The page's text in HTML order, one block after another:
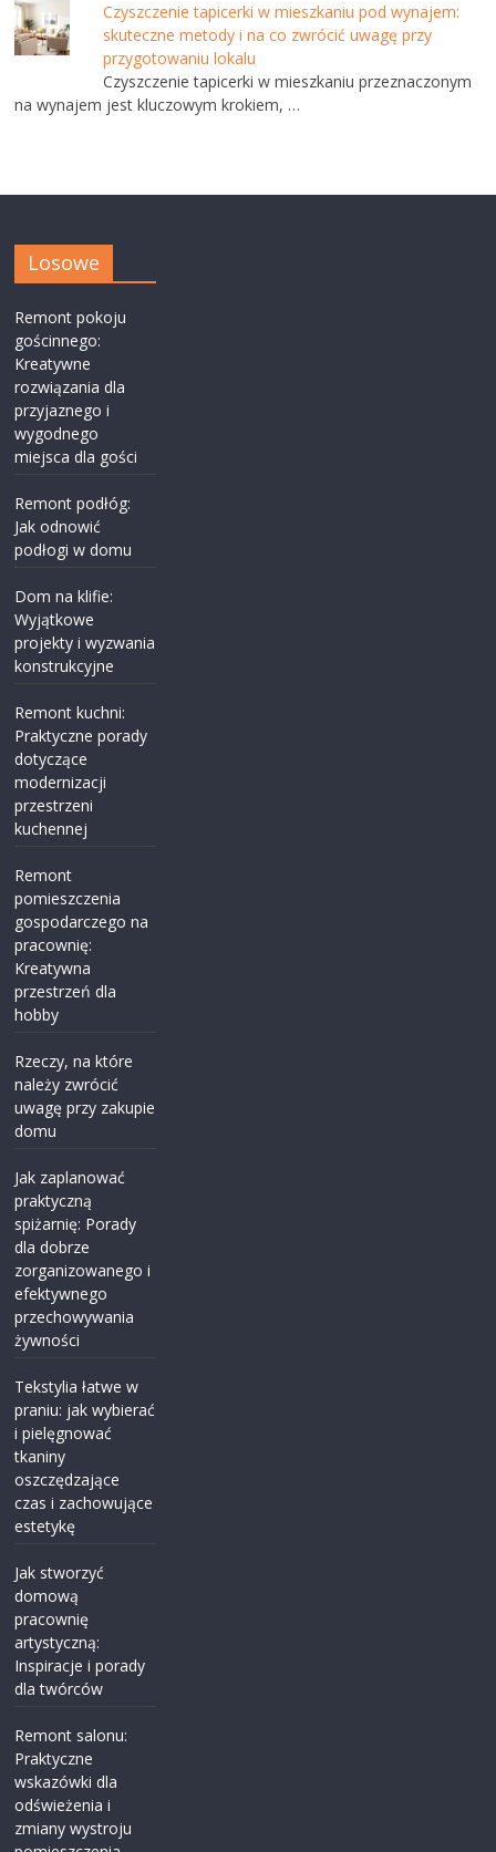
Czyszczenie tapicerki w mieszkaniu pod wynajem:
skuteczne metody i na co zwrócić uwagę przy
przygotowaniu lokalu
Czyszczenie tapicerki w mieszkaniu przeznaczonym
na wynajem jest kluczowym krokiem, …
Losowe
Remont pokoju
gościnnego:
Kreatywne
rozwiązania dla
przyjaznego i
wygodnego
miejsca dla gości
Remont podłóg:
Jak odnowić
podłogi w domu
Dom na klifie:
Wyjątkowe
projekty i wyzwania
konstrukcyjne
Remont kuchni:
Praktyczne porady
dotyczące
modernizacji
przestrzeni
kuchennej
Remont
pomieszczenia
gospodarczego na
pracownię:
Kreatywna
przestrzeń dla
hobby
Rzeczy, na które
należy zwrócić
uwagę przy zakupie
domu
Jak zaplanować
praktyczną
spiżarnię: Porady
dla dobrze
zorganizowanego i
efektywnego
przechowywania
żywności
Tekstylia łatwe w
praniu: jak wybierać
i pielęgnować
tkaniny
oszczędzające
czas i zachowujące
estetykę
Jak stworzyć
domową
pracownię
artystyczną:
Inspiracje i porady
dla twórców
Remont salonu:
Praktyczne
wskazówki dla
odświeżenia i
zmiany wystroju